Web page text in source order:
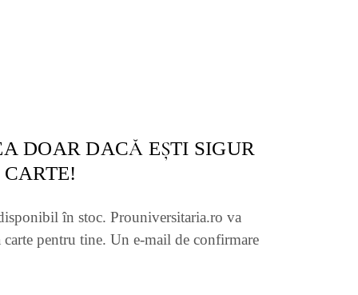
DOAR DACĂ EŞTI SIGUR
în stoc. Prouniversitaria.ro va
carte pentru tine. Un e-mail de confirmare